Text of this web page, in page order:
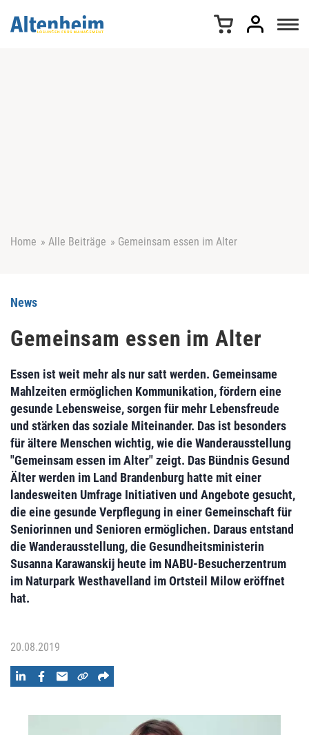
Home » Alle Beiträge » Gemeinsam essen im Alter
News
Gemeinsam essen im Alter
Essen ist weit mehr als nur satt werden. Gemeinsame
Mahlzeiten ermöglichen Kommunikation, fördern eine
gesunde Lebensweise, sorgen für mehr Lebensfreude
und stärken das soziale Miteinander. Das ist besonders
für ältere Menschen wichtig, wie die Wanderausstellung
"Gemeinsam essen im Alter" zeigt. Das Bündnis Gesund
Älter werden im Land Brandenburg hatte mit einer
landesweiten Umfrage Initiativen und Angebote gesucht,
die eine gesunde Verpflegung in einer Gemeinschaft für
Seniorinnen und Senioren ermöglichen. Daraus entstand
die Wanderausstellung, die Gesundheitsministerin
Susanna Karawanskij heute im NABU-Besucherzentrum
im Naturpark Westhavelland im Ortsteil Milow eröffnet
hat.
20.08.2019